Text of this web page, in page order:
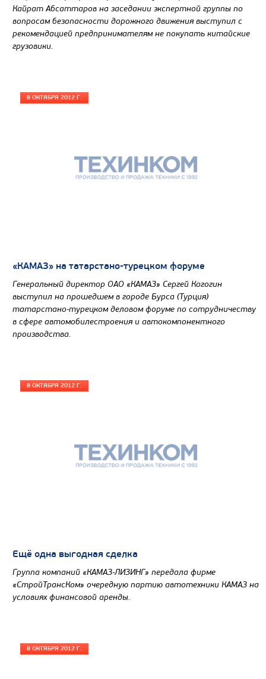
Цена по запросу
Грузоподъемность, кг
Вместимость кузова, м3
Кайрат Абсаттаров на заседании экспертной группы по
вопросам безопасности дорожного движения выступил с
рекомендацией предпринимателям не покупать китайские
грузовики.
8 ОКТЯБРЯ 2012 Г.
«КАМАЗ» на татарстано-турецком форуме
Генеральный директор ОАО «КАМАЗ» Сергей Когогин
выступил на прошедшем в городе Бурса (Турция)
татарстано-турецком деловом форуме по сотрудничеству
в сфере автомобилестроения и автокомпонентного
производства.
8 ОКТЯБРЯ 2012 Г.
Ещё одна выгодная сделка
Группа компаний «КАМАЗ-ЛИЗИНГ» передала фирме
«СтройТрансКом» очередную партию автотехники КАМАЗ на
условиях финансовой аренды.
8 ОКТЯБРЯ 2012 Г.